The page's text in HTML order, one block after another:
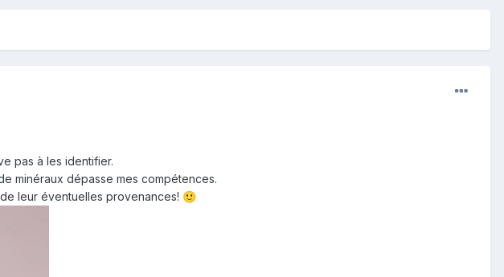
pas à les identifier.
minéraux dépasse mes compétences.
leur éventuelles provenances! 🙂